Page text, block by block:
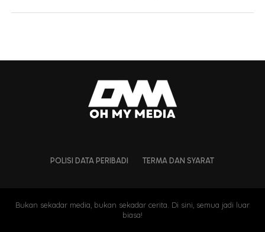
POLISI DATA PERIBADI TERMA DAN SYARAT
Bukan sekadar media, bukan sekadar cerita. Di sini, semua jadi luar
biasa!